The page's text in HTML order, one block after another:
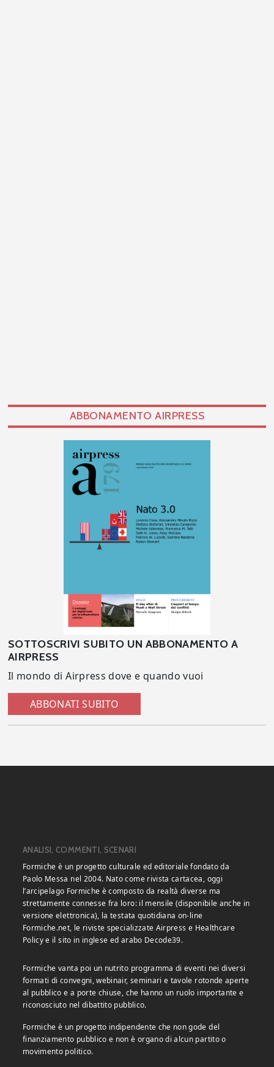
ABBONAMENTO AIRPRESS
SOTTOSCRIVI SUBITO UN ABBONAMENTO A
AIRPRESS
Il mondo di Airpress dove e quando vuoi
ABBONATI SUBITO
ANALISI, COMMENTI, SCENARI
Formiche è un progetto culturale ed editoriale fondato da
Paolo Messa nel 2004. Nato come rivista cartacea, oggi
l’arcipelago Formiche è composto da realtà diverse ma
strettamente connesse fra loro: il mensile (disponibile anche in
versione elettronica), la testata quotidiana on-line
Formiche.net, le riviste specializzate Airpress e Healthcare
Policy e il sito in inglese ed arabo Decode39.
Formiche vanta poi un nutrito programma di eventi nei diversi
formati di convegni, webinair, seminari e tavole rotonde aperte
al pubblico e a porte chiuse, che hanno un ruolo importante e
riconosciuto nel dibattito pubblico.
Formiche è un progetto indipendente che non gode del
finanziamento pubblico e non è organo di alcun partito o
movimento politico.